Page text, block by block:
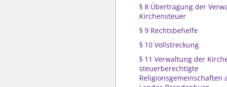
§ 8 Übertragung der
Kirchensteuer
§ 9 Rechtsbehelfe
§ 10 Vollstreckung
§ 11 Verwaltung der
steuerberechtigte
Religionsgemeinschaften